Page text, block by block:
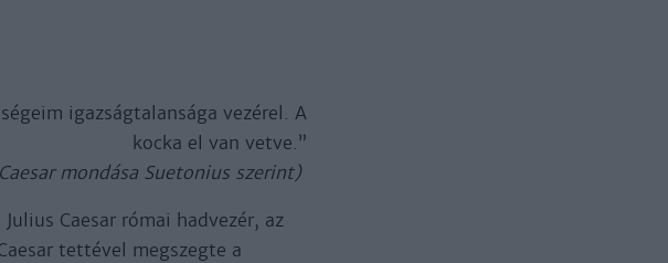
igazságtalansága vezérel. A
kocka el van vetve.”
mondása Suetonius szerint)
Caesar római hadvezér, az
tettével megszegte a